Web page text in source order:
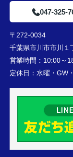
047-325-
〒272-0034
千葉県市川市市川１
営業時間： 10:00～
定休日： 水曜・GW